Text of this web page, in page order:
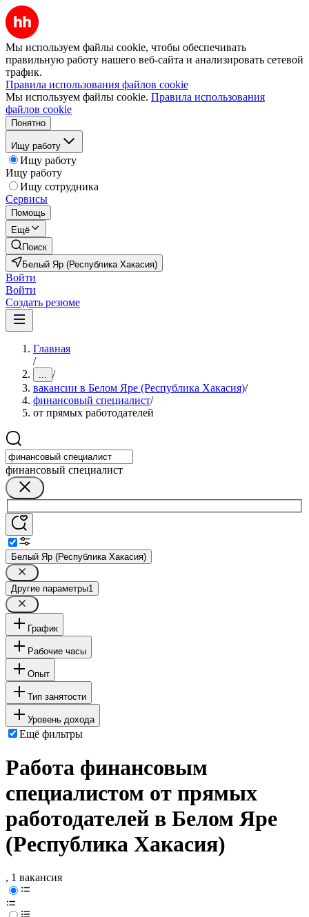
Мы используем файлы cookie, чтобы обеспечивать
правильную работу нашего веб-сайта и анализировать сетевой
трафик.
Правила использования файлов cookie
Мы используем файлы cookie. Правила использования
файлов cookie
Понятно
Ищу работу
Ищу работу
Ищу работу
Ищу сотрудника
Сервисы
Помощь
Ещё
Поиск
Белый Яр (Республика Хакасия)
Войти
Войти
Создать резюме
Главная
/
... /
вакансии в Белом Яре (Республика Хакасия)/
финансовый специалист/
от прямых работодателей
финансовый специалист
Белый Яр (Республика Хакасия)
Другие параметры1
График
Рабочие часы
Опыт
Тип занятости
Уровень дохода
Ещё фильтры
Работа финансовым
специалистом от прямых
работодателей в Белом Яре
(Республика Хакасия)
, 1 вакансия